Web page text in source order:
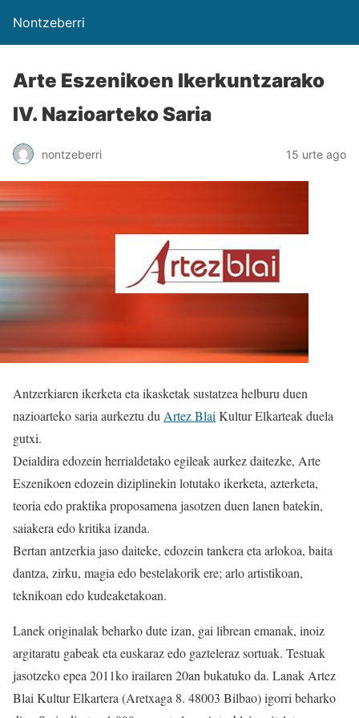
Nontzeberri
Arte Eszenikoen Ikerkuntzarako
IV. Nazioarteko Saria
nontzeberri 15 urte ago
Antzerkiaren ikerketa eta ikasketak sustatzea helburu duen
nazioarteko saria aurkeztu du Artez Blai Kultur Elkarteak duela
gutxi.
Deialdira edozein herrialdetako egileak aurkez daitezke, Arte
Eszenikoen edozein diziplinekin lotutako ikerketa, azterketa,
teoria edo praktika proposamena jasotzen duen lanen batekin,
saiakera edo kritika izanda.
Bertan antzerkia jaso daiteke, edozein tankera eta arlokoa, baita
dantza, zirku, magia edo bestelakorik ere; arlo artistikoan,
teknikoan edo kudeaketakoan.
Lanek originalak beharko dute izan, gai librean emanak, inoiz
argitaratu gabeak eta euskaraz edo gazteleraz sortuak. Testuak
jasotzeko epea 2011ko irailaren 20an bukatuko da. Lanak Artez
Blai Kultur Elkartera (Aretxaga 8. 48003 Bilbao) igorri beharko